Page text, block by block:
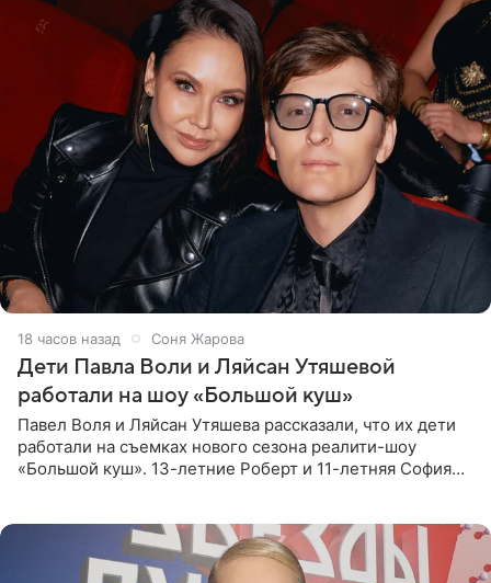
18 часов назад Соня Жарова
Дети Павла Воли и Ляйсан Утяшевой
работали на шоу «Большой куш»
Павел Воля и Ляйсан Утяшева рассказали, что их дети
работали на съемках нового сезона реалити-шоу
«Большой куш». 13-летние Роберт и 11-летняя София